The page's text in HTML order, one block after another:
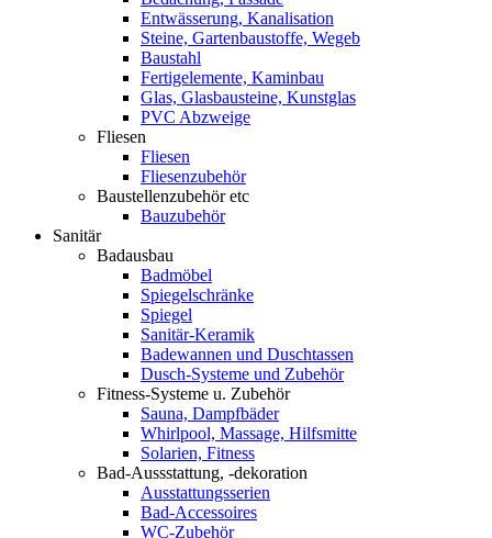
Entwässerung, Kanalisation
Steine, Gartenbaustoffe, Wegeb
Baustahl
Fertigelemente, Kaminbau
Glas, Glasbausteine, Kunstglas
PVC Abzweige
Fliesen
Fliesen
Fliesenzubehör
Baustellenzubehör etc
Bauzubehör
Sanitär
Badausbau
Badmöbel
Spiegelschränke
Spiegel
Sanitär-Keramik
Badewannen und Duschtassen
Dusch-Systeme und Zubehör
Fitness-Systeme u. Zubehör
Sauna, Dampfbäder
Whirlpool, Massage, Hilfsmitte
Solarien, Fitness
Bad-Aussstattung, -dekoration
Ausstattungsserien
Bad-Accessoires
WC-Zubehör